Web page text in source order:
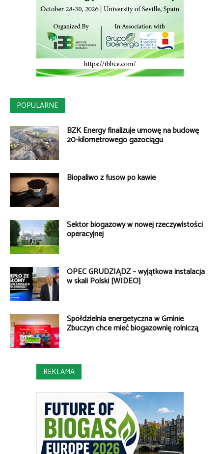
POPULARNE
BZK Energy finalizuje umowę na budowę
20-kilometrowego gazociągu
Biopaliwo z fusów po kawie
Sektor biogazowy w nowej rzeczywistości
operacyjnej
OPEC GRUDZIĄDZ – wyjątkowa instalacja
w skali Polski [WIDEO]
Spółdzielnia energetyczna w Gminie
Zbuczyn chce mieć biogazownię rolniczą
REKLAMA